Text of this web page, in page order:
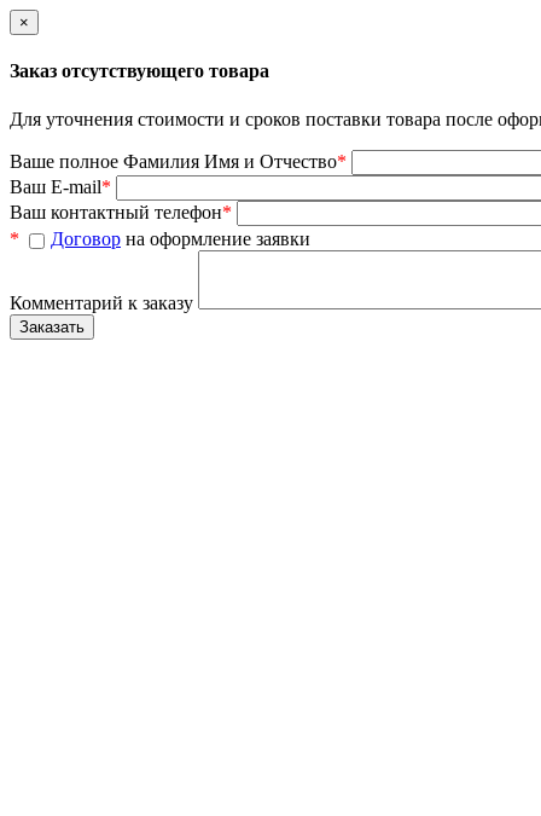
×
Заказ отсутствующего товара
Для уточнения стоимости и сроков поставки товара после
Ваше полное Фамилия Имя и Отчество*
Ваш E-mail*
Ваш контактный телефон*
*
Договор на оформление заявки
Комментарий к заказу